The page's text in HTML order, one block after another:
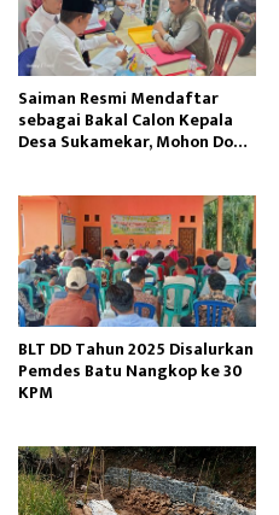
Saiman Resmi Mendaftar
sebagai Bakal Calon Kepala
Desa Sukamekar, Mohon Doa
BLT DD Tahun 2025 Disalurkan
Pemdes Batu Nangkop ke 30
KPM